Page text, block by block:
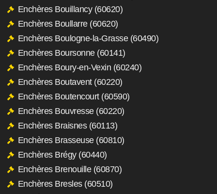
Enchères Bouillancy (60620)
Enchères Boullarre (60620)
Enchères Boulogne-la-Grasse (60490)
Enchères Boursonne (60141)
Enchères Boury-en-Vexin (60240)
Enchères Boutavent (60220)
Enchères Boutencourt (60590)
Enchères Bouvresse (60220)
Enchères Braisnes (60113)
Enchères Brasseuse (60810)
Enchères Brégy (60440)
Enchères Brenouille (60870)
Enchères Bresles (60510)